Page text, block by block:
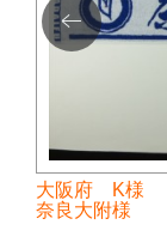
大阪府 K様
奈良大附様